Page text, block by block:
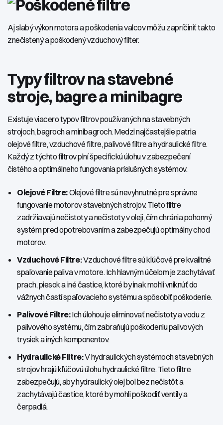
Aj slabý výkon motora a poškodenia valcov môžu zapríčiniť takto
znečistený a poškodený vzduchový filter.
Typy filtrov na stavebné
stroje, bagre a minibagre
Existuje viacero typov filtrov používaných na stavebných
strojoch, bagroch a minibagroch. Medzi najčastejšie patria
olejové filtre, vzduchové filtre, palivové filtre a hydraulické filtre.
Každý z týchto filtrov plní špecifickú úlohu v zabezpečení
čistého a optimálneho fungovania príslušných systémov.
Olejové Filtre:Olejové filtre sú nevyhnutné pre správne
fungovanie motorov stavebných strojov. Tieto filtre
zadržiavajú nečistoty a nečistoty v oleji, čím chránia pohonný
systém pred opotrebovaním a zabezpečujú optimálny chod
motorov.
Vzduchové Filtre:Vzduchové filtre sú kľúčové pre kvalitné
spaľovanie paliva v motore. Ich hlavným účelom je zachytávať
prach, piesok a iné častice, ktoré by inak mohli vniknúť do
vážnych častí spaľovacieho systému a spôsobiť poškodenie.
Palivové Filtre:Ich úlohou je eliminovať nečistoty a vodu z
palivového systému, čím zabraňujú poškodeniu palivových
trysiek a iných komponentov.
Hydraulické Filtre:V hydraulických systémoch stavebných
strojov hrajú kľúčovú úlohu hydraulické filtre. Tieto filtre
zabezpečujú, aby hydraulický olej bol bez nečistôt a
zachytávajú častice, ktoré by mohli poškodiť ventily a
čerpadlá.